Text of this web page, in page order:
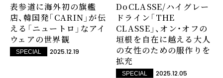
表参道に海外初の旗艦
店、韓国発「CARIN」が伝
える「ニュートロ」なアイ
ウェアの世界観
SPECIAL 2025.12.19
DoCLASSE/ハイグレー
ドライン「THE
CLASSE」、オン・オフの
垣根を自在に越える大人
の女性のための服作りを
拡充
SPECIAL 2025.12.05